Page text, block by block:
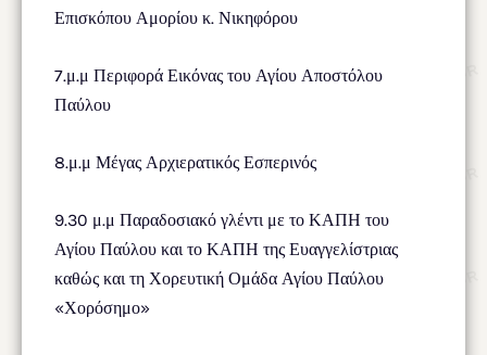
Επισκόπου Αμορίου κ. Νικηφόρου
7.μ.μ Περιφορά Εικόνας του Αγίου Αποστόλου
Παύλου
8.μ.μ Μέγας Αρχιερατικός Εσπερινός
9.30 μ.μ Παραδοσιακό γλέντι με το ΚΑΠΗ του
Αγίου Παύλου και το ΚΑΠΗ της Ευαγγελίστριας
καθώς και τη Χορευτική Ομάδα Αγίου Παύλου
«Χορόσημο»